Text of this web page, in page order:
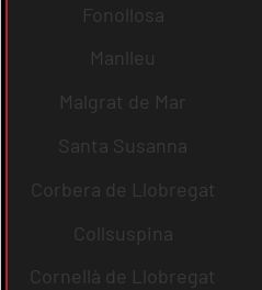
Fonollosa
Manlleu
Malgrat de Mar
Santa Susanna
Corbera de Llobregat
Collsuspina
Cornellà de Llobregat